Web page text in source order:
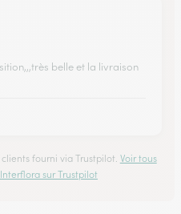
belle et la livraison
fourni via Trustpilot. Voir tous
sur Trustpilot